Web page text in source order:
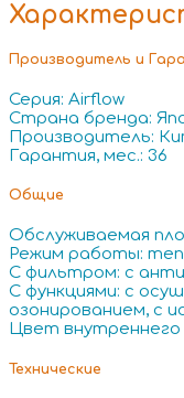
Производитель и
Серия: Airflow
Страна бренда:
Производитель:
Гарантия, мес.: 36
Общие
Обслуживаемая
Режим работы:
С фильтром: с
С функциями: с
озонированием, с
Цвет внутреннего
Технические